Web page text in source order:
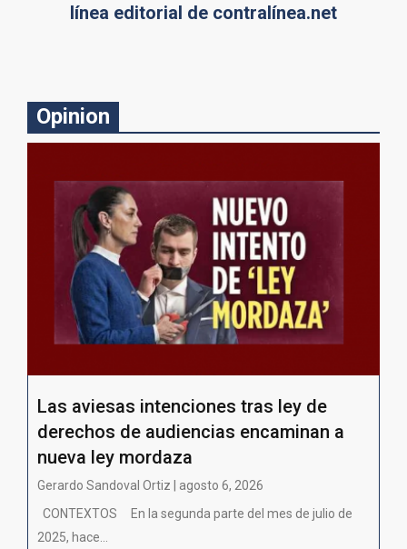
línea editorial de contralínea.net
Opinion
Las aviesas intenciones tras ley de
derechos de audiencias encaminan a
nueva ley mordaza
Gerardo Sandoval Ortiz | agosto 6, 2026
CONTEXTOS En la segunda parte del mes de julio de
2025, hace...